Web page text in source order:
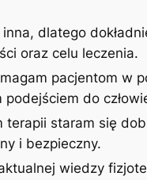
dlatego
oraz celu leczenia.
pacjentom w
do
terapii staram się
i bezpieczny.
wiedzy